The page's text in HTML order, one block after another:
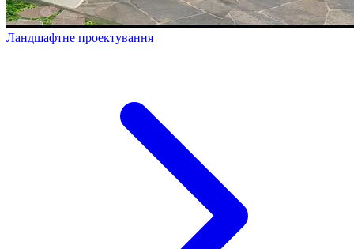
Ландшафтне проектування